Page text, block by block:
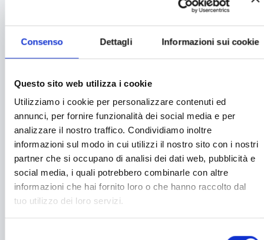
Consenso Dettagli Informazioni sui cookie
Questo sito web utilizza i cookie
Utilizziamo i cookie per personalizzare contenuti ed
annunci, per fornire funzionalità dei social media e per
analizzare il nostro traffico. Condividiamo inoltre
informazioni sul modo in cui utilizzi il nostro sito con i nostri
partner che si occupano di analisi dei dati web, pubblicità e
social media, i quali potrebbero combinarle con altre
informazioni che hai fornito loro o che hanno raccolto dal
tuo utilizzo dei loro servizi.
COME RESTITUIRE UN
PRODOTTO
Per restituire il prodotto scarica il modulo,
compilalo ed allegalo nella tua spedizione,
quando riceveremo il prodotto e sarà integro in tutte
le sue parti provvederemo a fare il rimborso